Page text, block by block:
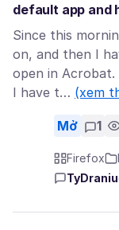
default app and
Since this
on, and then I
open in
I have t… (xem
Mở 1
Firefox
TyDraniu